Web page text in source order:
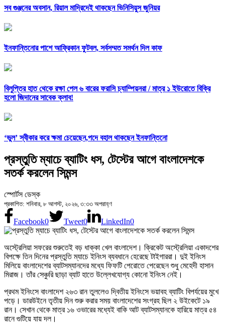
সব গুঞ্জনের অবসান, রিয়াল মাদ্রিদেই থাকছেন ভিনিসিয়ুস জুনিয়র
ইনফান্তিনোর পাশে আফ্রিকান ফুটবল, সর্বসম্মত সমর্থন দিল কাফ
বিলুপ্তির হাত থেকে রক্ষা পেল ৬ বারের ফরাসি চ্যাম্পিয়নরা /মাত্র ১ ইউরোতে বিক্রি
হলো জিদানের সাবেক ক্লাব!
‘ভুল’ স্বীকার করে ক্ষমা চেয়েছেন,পদে বহাল থাকছেন ইনফান্তিনো
প্রস্তুতি ম্যাচে ব্যাটিং ধস, টেস্টের আগে বাংলাদেশকে
সতর্ক করলেন সিমন্স
স্পোর্টস ডেস্ক
প্রকাশিত: শনিবার, ৮ আগস্ট, ২০২৬, ৩:৩৩ অপরাহ্ণ
Facebook0 Tweet0 LinkedIn0
অস্ট্রেলিয়া সফরের শুরুতেই বড় ধাক্কা খেল বাংলাদেশ। ক্রিকেট অস্ট্রেলিয়া একাদশের
বিপক্ষে তিন দিনের প্রস্তুতি ম্যাচে ইনিংস ব্যবধানে হেরেছে টাইগাররা। দুই ইনিংস
মিলিয়ে বাংলাদেশের ব্যাটসম্যানদের মধ্যে ফিফটি পেরোতে পেরেছেন শুধু মেহেদী হাসান
মিরাজ। তাঁর সেঞ্চুরি ছাড়া ব্যাট হাতে উল্লেখযোগ্য কোনো ইনিংস নেই।
প্রথম ইনিংসে বাংলাদেশ ২৬৩ রান তুললেও দ্বিতীয় ইনিংসে ভয়াবহ ব্যাটিং বিপর্যয়ের মুখে
পড়ে। ডারউইনে তৃতীয় দিন শুরু করার সময় বাংলাদেশের সংগ্রহ ছিল ২ উইকেটে ১৯
রান। সেখান থেকে মাত্র ১৬ ওভারের মধ্যেই বাকি আট ব্যাটসম্যানকে হারিয়ে মাত্র ৫৪
রানে গুটিয়ে যায় দল।